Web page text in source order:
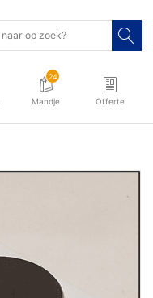
24
Mandje Offerte